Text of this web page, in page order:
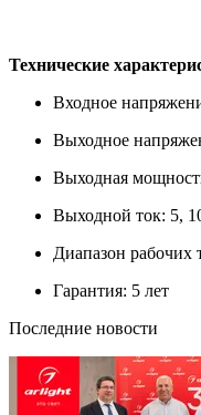
Технические
Входное
Выходное
Выходная
Выходной ток: 5,
Диапазон
Гарантия: 5 лет
Последние новости